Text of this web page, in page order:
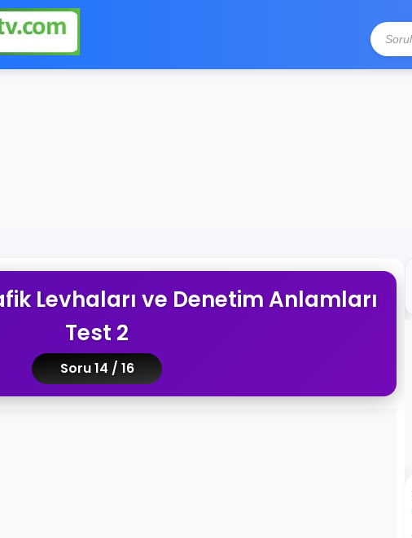
Levhaları ve Denetim Anlamları
Test 2
Soru 14 / 16